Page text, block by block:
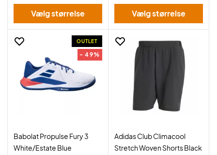
Vælg størrelse Vælg størrelse
OUTLET
- 49%
Babolat Propulse Fury 3
White/Estate Blue
Adidas Club Climacool
Stretch Woven Shorts Black